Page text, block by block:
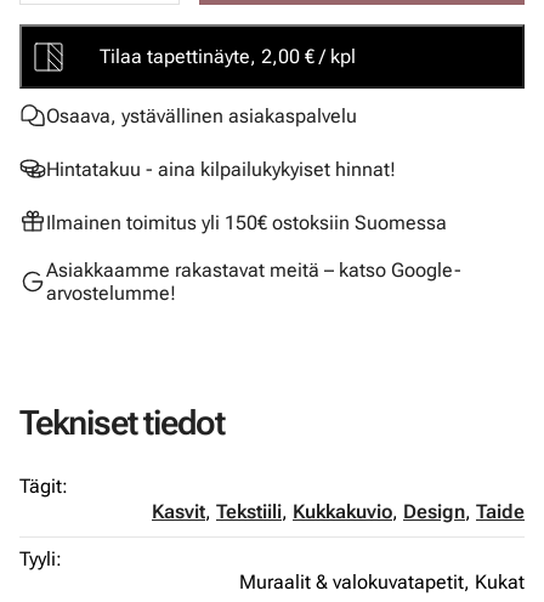
Tilaa tapettinäyte, 2,00 € / kpl
Osaava, ystävällinen asiakaspalvelu
Hintatakuu - aina kilpailukykyiset hinnat!
Ilmainen toimitus yli 150€ ostoksiin Suomessa
Asiakkaamme rakastavat meitä – katso Google-
arvostelumme!
Tekniset tiedot
Tägit:
Kasvit, Tekstiili, Kukkakuvio, Design, Taide
Tyyli:
Muraalit & valokuvatapetit, Kukat